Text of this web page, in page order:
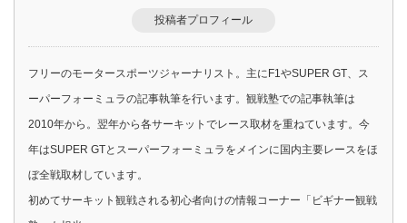
投稿者プロフィール
フリーのモータースポーツジャーナリスト。主にF1やSUPER GT、ス
ーパーフォーミュラの記事執筆を行います。観戦塾での記事執筆は
2010年から。翌年から各サーキットでレース取材を重ねています。今
年はSUPER GTとスーパーフォーミュラをメインに国内主要レースをほ
ぼ全戦取材しています。
初めてサーキット観戦される初心者向けの情報コーナー「ビギナー観戦